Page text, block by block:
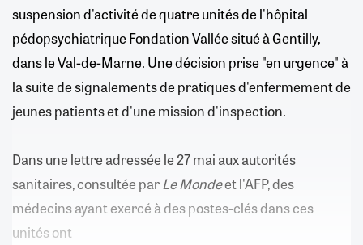
suspension d'activité de quatre unités de l'hôpital
pédopsychiatrique Fondation Vallée situé à Gentilly,
dans le Val-de-Marne. Une décision prise "en urgence" à
la suite de signalements de pratiques d'enfermement de
jeunes patients et d'une mission d'inspection.
Dans une lettre adressée le 27 mai aux autorités
sanitaires, consultée parLe Mondeet l'AFP, des
médecins ayant exercé à des postes-clés dans ces
unités ont